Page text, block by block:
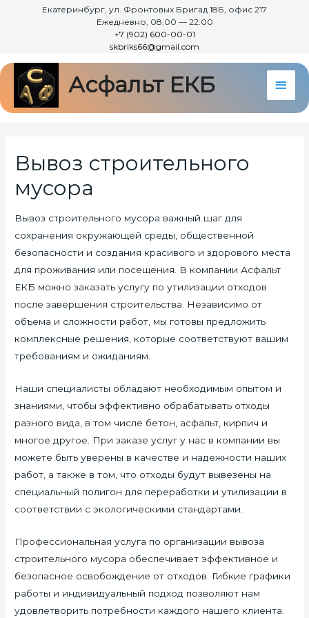
Екатеринбург, ул. Фронтовых Бригад 18Б, офис 217
Ежедневно, 08:00 — 22:00
+7 (902) 600-00-01
skbriks66@gmail.com
Асфальт ЕКБ
Вывоз строительного
мусора
Вывоз строительного мусора важный шаг для
сохранения окружающей среды, общественной
безопасности и создания красивого и здорового места
для проживания или посещения. В компании Асфальт
ЕКБ можно заказать услугу по утилизации отходов
после завершения строительства. Независимо от
объема и сложности работ, мы готовы предложить
комплексные решения, которые соответствуют вашим
требованиям и ожиданиям.
Наши специалисты обладают необходимым опытом и
знаниями, чтобы эффективно обрабатывать отходы
разного вида, в том числе бетон, асфальт, кирпич и
многое другое. При заказе услуг у нас в компании вы
можете быть уверены в качестве и надежности наших
работ, а также в том, что отходы будут вывезены на
специальный полигон для переработки и утилизации в
соответствии с экологическими стандартами.
Профессиональная услуга по организации вывоза
строительного мусора обеспечивает эффективное и
безопасное освобождение от отходов. Гибкие графики
работы и индивидуальный подход позволяют нам
удовлетворить потребности каждого нашего клиента.